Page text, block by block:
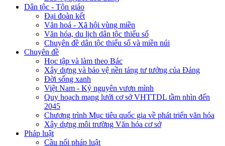
Dân tộc - Tôn giáo
Đại đoàn kết
Văn hoá - Xã hội vùng miền
Văn hóa, du lịch dân tộc thiểu số
Chuyên đề dân tộc thiểu số và miền núi
Chuyên đề
Học tập và làm theo Bác
Xây dựng và bảo vệ nền tảng tư tưởng của Đảng
Đời sống xanh
Việt Nam - Kỷ nguyên vươn mình
Quy hoạch mạng lưới cơ sở VHTTDL tầm nhìn đến
2045
Chương trình Mục tiêu quốc gia về phát triển văn hóa
Xây dựng môi trường Văn hóa cơ sở
Pháp luật
Cầu nối pháp luật